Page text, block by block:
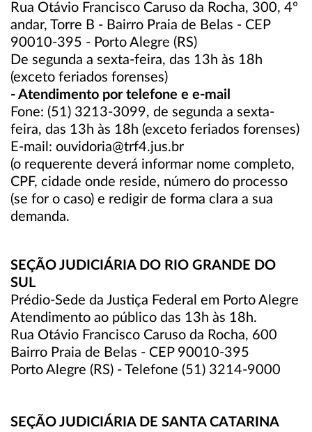
Rua Otávio Francisco Caruso da Rocha, 300, 4º
andar, Torre B - Bairro Praia de Belas - CEP
90010-395 - Porto Alegre (RS)
De segunda a sexta-feira, das 13h às 18h
(exceto feriados forenses)
- Atendimento por telefone e e-mail
Fone: (51) 3213-3099, de segunda a sexta-
feira, das 13h às 18h (exceto feriados forenses)
E-mail: ouvidoria@trf4.jus.br
(o requerente deverá informar nome completo,
CPF, cidade onde reside, número do processo
(se for o caso) e redigir de forma clara a sua
demanda.
SEÇÃO JUDICIÁRIA DO RIO GRANDE DO
SUL
Prédio-Sede da Justiça Federal em Porto Alegre
Atendimento ao público das 13h às 18h.
Rua Otávio Francisco Caruso da Rocha, 600
Bairro Praia de Belas - CEP 90010-395
Porto Alegre (RS) - Telefone (51) 3214-9000
SEÇÃO JUDICIÁRIA DE SANTA CATARINA